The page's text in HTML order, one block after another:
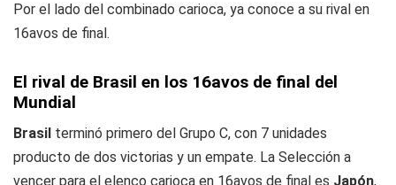
Por el lado del combinado carioca, ya conoce a su rival en
16avos de final.
El rival de Brasil en los 16avos de final del
Mundial
Brasil terminó primero del Grupo C, con 7 unidades
producto de dos victorias y un empate. La Selección a
vencer para el elenco carioca en 16avos de final es Japón,